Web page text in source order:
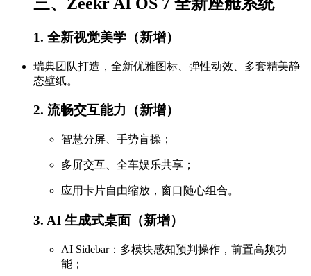
1. 全新视觉美学（新增）
瑞典团队打造，全新优雅图标、弹性动效、多套精美静
态壁纸。
2. 流畅交互能力（新增）
智慧分屏、手势盲操；
多屏交互、全车娱乐共享；
应用卡片自由缩放，窗口随心组合。
3. AI 生成式桌面（新增）
AI Sidebar：多模块感知预判操作，前置高频功
能；